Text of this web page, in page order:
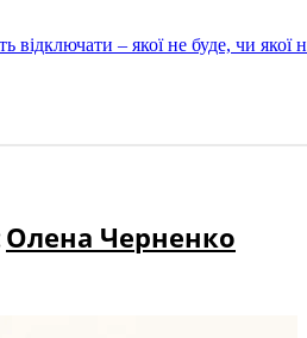
відключати – якої не буде, чи якої
Олена Черненко